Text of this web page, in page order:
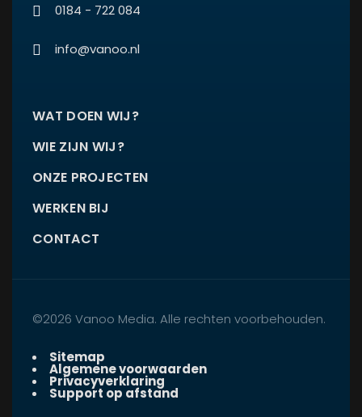
0184 - 722 084
info@vanoo.nl
WAT DOEN WIJ?
WIE ZIJN WIJ?
ONZE PROJECTEN
WERKEN BIJ
CONTACT
©2026 Vanoo Media. Alle rechten voorbehouden.
Sitemap
Algemene voorwaarden
Privacyverklaring
Support op afstand